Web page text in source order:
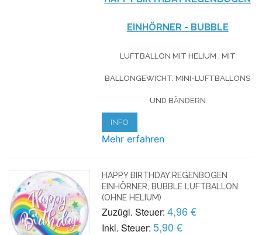
EINHÖRNER - BUBBLE
LUFTBALLON MIT HELIUM , MIT
BALLONGEWICHT, MINI-LUFTBALLONS
UND BÄNDERN
INFO
Mehr erfahren
HAPPY BIRTHDAY REGENBOGEN
EINHÖRNER, BUBBLE LUFTBALLON
(OHNE HELIUM)
Zuzügl. Steuer: 4,96 €
Inkl. Steuer: 5,90 €